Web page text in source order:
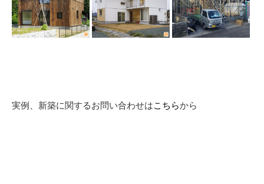
実例、新築に関するお問い合わせはこちらから